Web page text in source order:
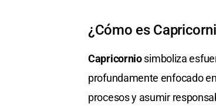
¿Cómo es
Capricorniosimboliza
profundamente enfocado
procesos y asumir